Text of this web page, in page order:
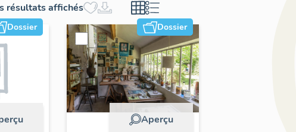
résultats affichés
Dossier Dossier
Aperçu